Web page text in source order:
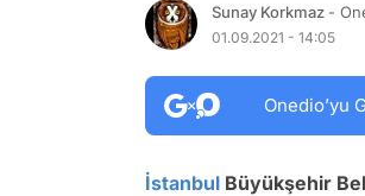
Sunay Korkmaz -
01.09.2021 - 14:05
Onedio’yu
İstanbul Büyükşehir